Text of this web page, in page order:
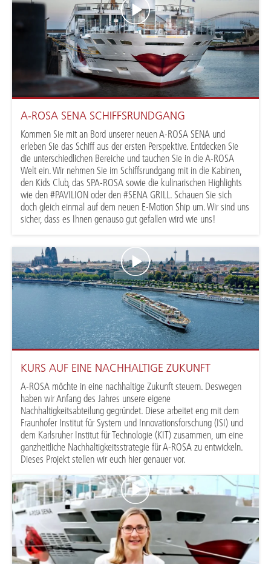
A-ROSA SENA SCHIFFSRUNDGANG
Kommen Sie mit an Bord unserer neuen A-ROSA SENA und
erleben Sie das Schiff aus der ersten Perspektive. Entdecken Sie
die unterschiedlichen Bereiche und tauchen Sie in die A-ROSA
Welt ein. Wir nehmen Sie im Schiffsrundgang mit in die Kabinen,
den Kids Club, das SPA-ROSA sowie die kulinarischen Highlights
wie den #PAVILION oder den #SENA GRILL. Schauen Sie sich
doch gleich einmal auf dem neuen E-Motion Ship um. Wir sind uns
sicher, dass es Ihnen genauso gut gefallen wird wie uns!
KURS AUF EINE NACHHALTIGE ZUKUNFT
A-ROSA möchte in eine nachhaltige Zukunft steuern. Deswegen
haben wir Anfang des Jahres unsere eigene
Nachhaltigkeitsabteilung gegründet. Diese arbeitet eng mit dem
Fraunhofer Institut für System und Innovationsforschung (ISI) und
dem Karlsruher Institut für Technologie (KIT) zusammen, um eine
ganzheitliche Nachhaltigkeitsstrategie für A-ROSA zu entwickeln.
Dieses Projekt stellen wir euch hier genauer vor.